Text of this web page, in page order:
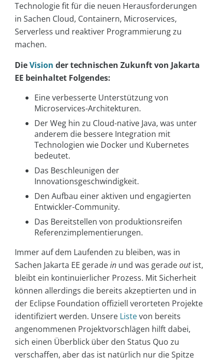
Technologie fit für die neuen Herausforderungen
in Sachen Cloud, Containern, Microservices,
Serverless und reaktiver Programmierung zu
machen.
DieVision der technischen Zukunft von Jakarta
EE beinhaltet Folgendes:
Eine verbesserte Unterstützung von
Microservices-Architekturen.
Der Weg hin zu Cloud-native Java, was unter
anderem die bessere Integration mit
Technologien wie Docker und Kubernetes
bedeutet.
Das Beschleunigen der
Innovationsgeschwindigkeit.
Den Aufbau einer aktiven und engagierten
Entwickler-Community.
Das Bereitstellen von produktionsreifen
Referenzimplementierungen.
Immer auf dem Laufenden zu bleiben, was in
Sachen Jakarta EE geradein und was geradeoutist,
bleibt ein kontinuierlicher Prozess. Mit Sicherheit
können allerdings die bereits akzeptierten und in
der Eclipse Foundation offiziell verorteten Projekte
identifiziert werden. Unsere Listevon bereits
angenommenen Projektvorschlägen hilft dabei,
sich einen Überblick über den Status Quo zu
verschaffen, aber das ist natürlich nur die Spitze